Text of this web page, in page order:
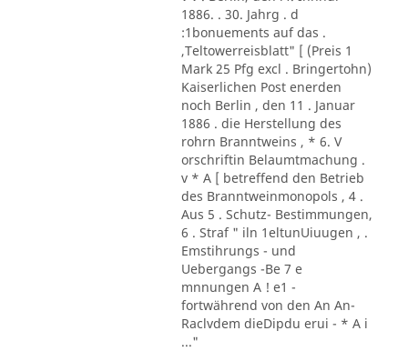
1886. . 30. Jahrg . d
:1bonuements auf das .
,Teltowerreisblatt" [ (Preis 1
Mark 25 Pfg excl . Bringertohn)
Kaiserlichen Post enerden
noch Berlin , den 11 . Januar
1886 . die Herstellung des
rohrn Branntweins , * 6. V
orschriftin Belaumtmachung .
v * A [ betreffend den Betrieb
des Branntweinmonopols , 4 .
Aus 5 . Schutz- Bestimmungen,
6 . Straf " iln 1eltunUiuugen , .
Emstihrungs - und
Uebergangs -Be 7 e
mnnungen A ! e1 -
fortwährend von den An An-
Raclvdem dieDipdu erui - * A i
..."